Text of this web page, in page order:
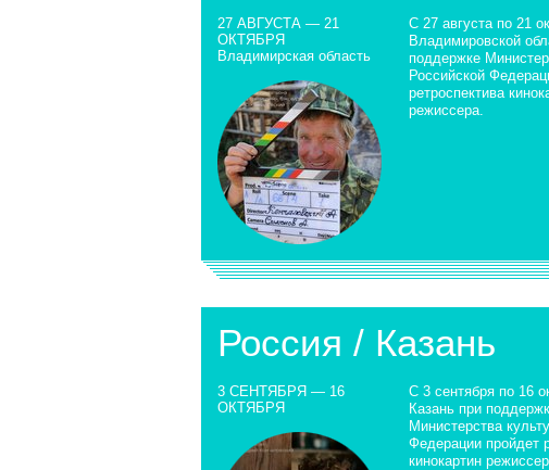
27 АВГУСТА — 21
ОКТЯБРЯ
Владимирская область
С 27 августа по 21
Владимировской
поддержке
Российской
ретроспектива
режиссера.
Россия / Казань
3 СЕНТЯБРЯ — 16
ОКТЯБРЯ
С 3 сентября по 16
Казань при
Министерства
Федерации пройдет
кинокартин